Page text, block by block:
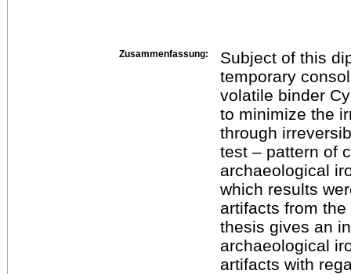
Zusammenfassung:
Subject of this
temporary
volatile binder
to minimize the
through
test – pattern of
archaeological
which results
artifacts from
thesis gives an
archaeological
artifacts with